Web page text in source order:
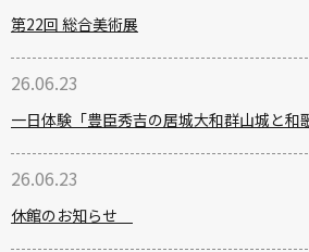
第22回 総合美術展
26.06.23
一日体験「豊臣秀吉の居城大和群山城と和
26.06.23
休館のお知らせ